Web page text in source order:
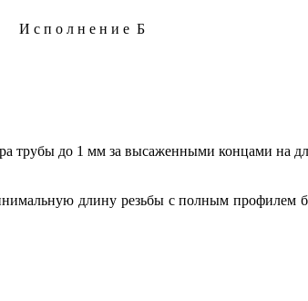
Исполнение Б
трубы до 1 мм за высаженными концами на
длину резьбы с полным профилем